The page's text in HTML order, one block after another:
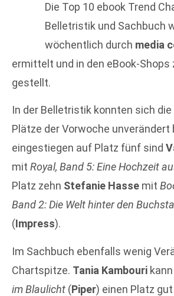
Die Top 10 ebook Trend
Belletristik und Sachbuch
wöchentlich durch media
ermittelt und in den eBook-Shops
gestellt.
In der Belletristik konnten sich
Plätze der Vorwoche unverändert
eingestiegen auf Platz fünf sind
mit Royal, Band 5: Eine Hochzeit
Platz zehn Stefanie Hasse mit
Band 2: Die Welt hinter den
(Impress).
Im Sachbuch ebenfalls wenig
Chartspitze. Tania Kambouri
im Blaulicht (Piper) einen Platz